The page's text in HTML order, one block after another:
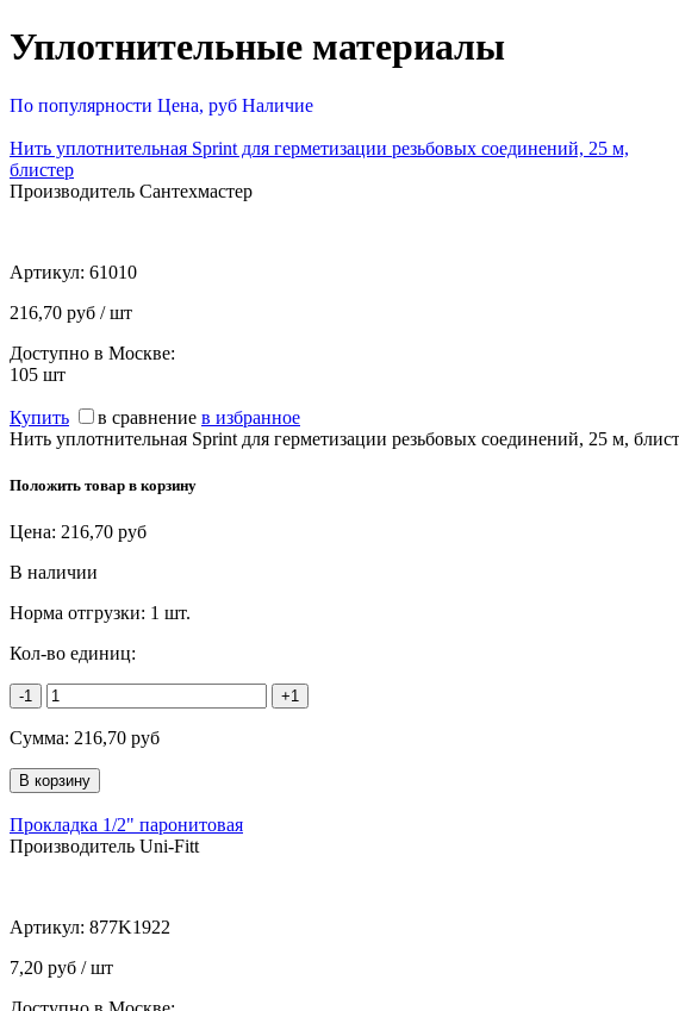
Уплотнительные материалы
По популярности Цена, руб Наличие
Нить уплотнительная Sprint для герметизации резьбовых соединений, 25 м,
блистер
Производитель Сантехмастер
Артикул: 61010
216,70 руб / шт
Доступно в Москве:
105 шт
Купить в сравнение в избранное
Нить уплотнительная Sprint для герметизации резьбовых соединений, 25 м,
Положить товар в корзину
Цена: 216,70 руб
В наличии
Норма отгрузки: 1 шт.
Кол-во единиц:
-1 +1
Сумма: 216,70 руб
Прокладка 1/2" паронитовая
Производитель Uni-Fitt
Артикул: 877K1922
7,20 руб / шт